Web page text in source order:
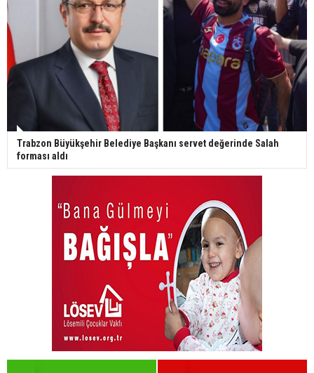
Trabzon Büyükşehir Belediye Başkanı servet değerinde Salah
forması aldı